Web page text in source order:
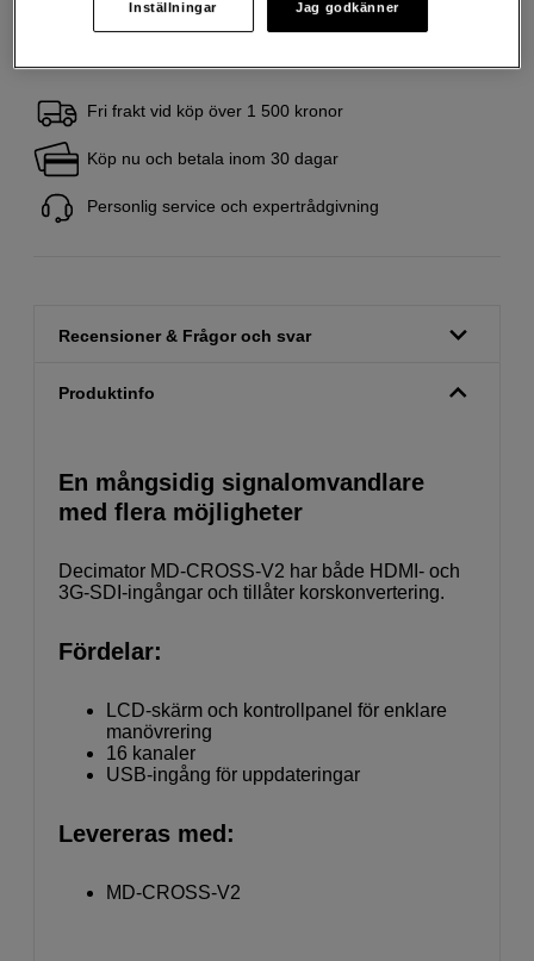
Fri frakt vid köp över 1 500 kronor
Köp nu och betala inom 30 dagar
Personlig service och expertrådgivning
Recensioner & Frågor och svar
Produktinfo
En mångsidig signalomvandlare
med flera möjligheter
Decimator MD-CROSS-V2 har både HDMI- och
3G-SDI-ingångar och tillåter korskonvertering.
Fördelar:
LCD-skärm och kontrollpanel för enklare
manövrering
16 kanaler
USB-ingång för uppdateringar
Levereras med:
MD-CROSS-V2
Inställningar Jag godkänner